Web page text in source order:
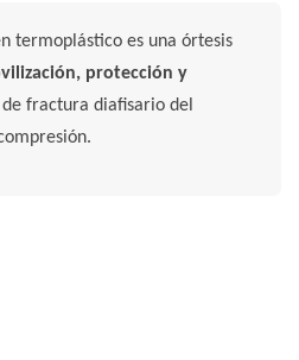
termoplástico es una órtesis
protección y
fractura diafisario del